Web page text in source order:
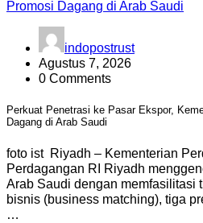
indopostrust
Agustus 7, 2026
0 Comments
Perkuat Penetrasi ke Pasar Ekspor,
Dagang di Arab Saudi
foto ist Riyadh – Kementerian
Perdagangan RI Riyadh
Arab Saudi dengan memfasilitasi
bisnis (business matching), tiga
…